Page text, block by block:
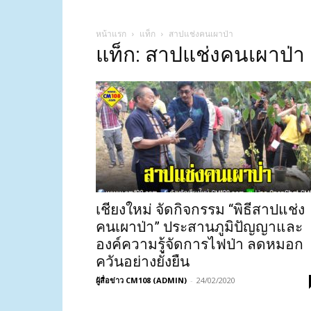
หน้าแรก แท็ก สาปแช่งคนเผาป่า
แท็ก: สาปแช่งคนเผาป่า
เชียงใหม่ จัดกิจกรรม “พิธีสาปแช่ง
คนเผาป่า” ประสานภูมิปัญญาและ
องค์ความรู้จัดการไฟป่า ลดหมอก
ควันอย่างยั่งยืน
ผู้สื่อข่าว CM108 (ADMIN) - 24/02/2020